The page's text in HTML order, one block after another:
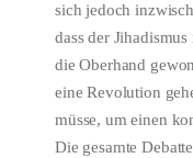
sich jedoch
dass der
die Oberhand
eine Revolution
müsse, um einen
Die gesamte